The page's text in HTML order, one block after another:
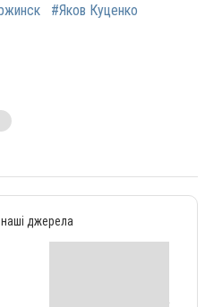
#Яков Куценко
наші джерела